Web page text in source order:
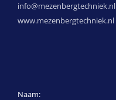
info@mezenbergtechniek.nl
www.mezenbergtechniek.nl
Naam: